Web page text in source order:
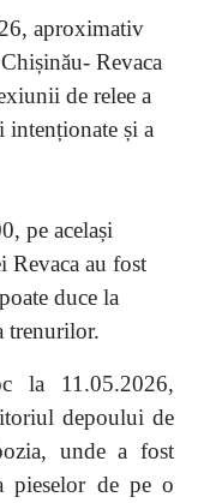
aproximativ
Revaca
de relee a
intenționate și a
pe același
Revaca au fost
duce la
trenurilor.
la 11.05.2026,
depoului de
unde a fost
pieselor de pe o